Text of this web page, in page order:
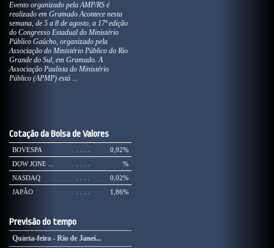
Evento organizado pela AMP/RS é
realizado em Gramado Acontece nesta
semana, de 5 a 8 de agosto, a 17ª edição
do Congresso Estadual do Ministério
Público Gaúcho, organizado pela
Associação do Ministério Público do Rio
Grande do Sul, em Gramado. A
Associação Paulista do Ministério
Público (APMP) está ...
Cotação da Bolsa de Valores
BOVESPA 0,92%
DOW JONE ...
%
NASDAQ
0,02%
JAPÃO
1,86%
Previsão do tempo
Quarta-feira - Rio de Janei...
Quinta-feira - Rio de Janei...